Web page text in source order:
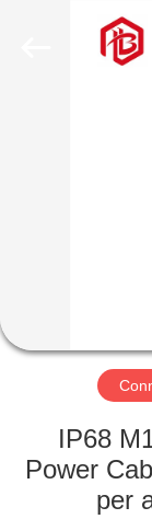
GIRO
DELLA
FABBRICA
IP68
Power
per